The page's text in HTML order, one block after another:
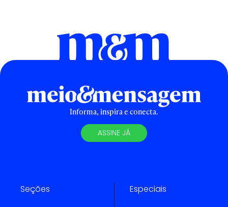
Informa, inspira e conecta.
ASSINE JÁ
Seções Especiais